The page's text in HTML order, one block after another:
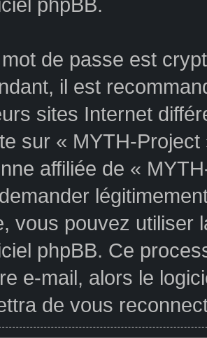
de passe est
il est
sites Internet
sur « MYTH-
affiliée de «
vous pouvez utiliser
phpBB. Ce
e-mail, alors le
de vous